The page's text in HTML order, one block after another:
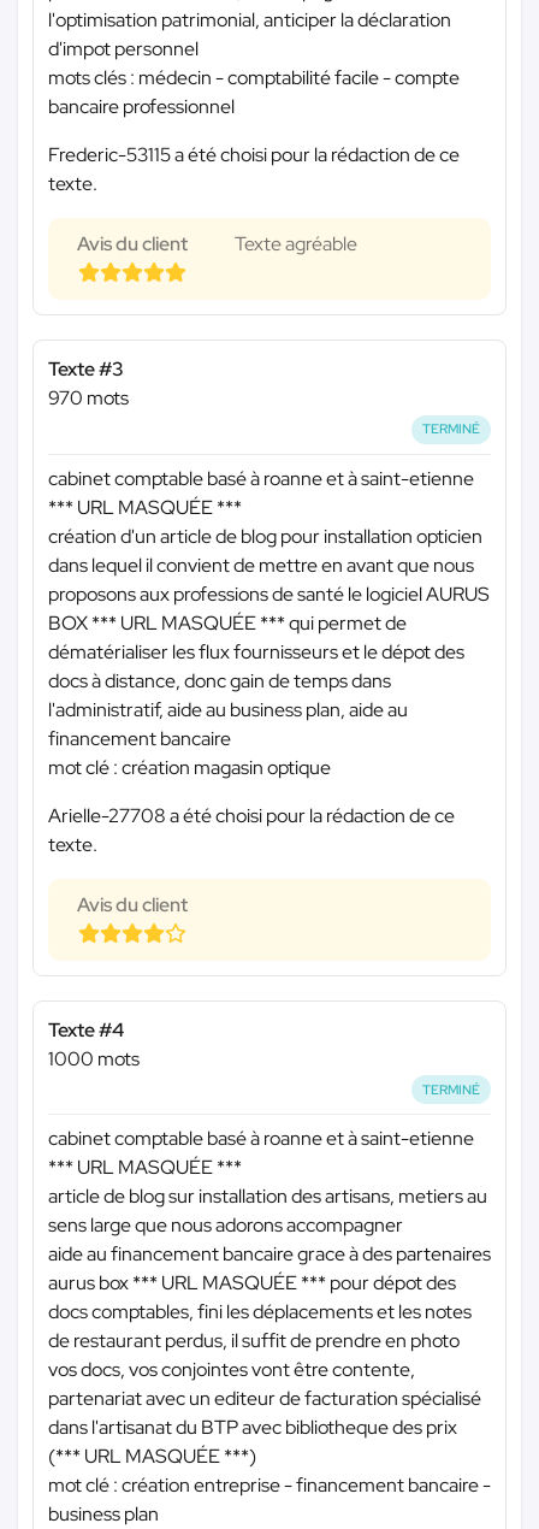
l'optimisation patrimonial, anticiper la déclaration
d'impot personnel
mots clés : médecin - comptabilité facile - compte
bancaire professionnel
Frederic-53115 a été choisi pour la rédaction de ce
texte.
Avis du client Texte agréable
Texte #3
970 mots
TERMINÉ
cabinet comptable basé à roanne et à saint-etienne
*** URL MASQUÉE ***
création d'un article de blog pour installation opticien
dans lequel il convient de mettre en avant que nous
proposons aux professions de santé le logiciel AURUS
BOX*** URL MASQUÉE ***qui permet de
dématérialiser les flux fournisseurs et le dépot des
docs à distance, donc gain de temps dans
l'administratif, aide au business plan, aide au
financement bancaire
mot clé : création magasin optique
Arielle-27708 a été choisi pour la rédaction de ce
texte.
Avis du client
Texte #4
1000 mots
TERMINÉ
cabinet comptable basé à roanne et à saint-etienne
*** URL MASQUÉE ***
article de blog sur installation des artisans, metiers au
sens large que nous adorons accompagner
aide au financement bancaire grace à des partenaires
aurus box*** URL MASQUÉE *** pour dépot des
docs comptables, fini les déplacements et les notes
de restaurant perdus, il suffit de prendre en photo
vos docs, vos conjointes vont être contente,
partenariat avec un editeur de facturation spécialisé
dans l'artisanat du BTP avec bibliotheque des prix
(*** URL MASQUÉE ***)
mot clé : création entreprise - financement bancaire -
business plan